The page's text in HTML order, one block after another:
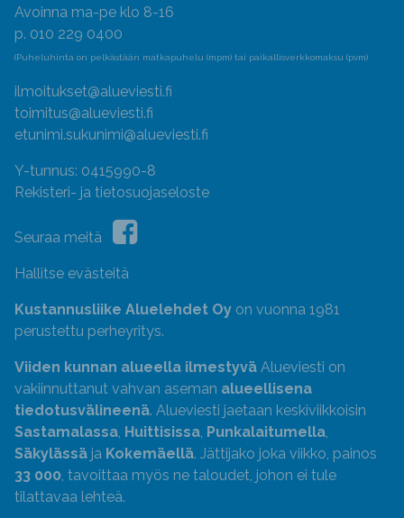
Avoinna ma-pe klo 8-16
p. 010 229 0400
(Puheluhinta on pelkästään matkapuhelu (mpm) tai paikallisverkkomaksu (pvm)
ilmoitukset@alueviesti.fi
toimitus@alueviesti.fi
etunimi.sukunimi@alueviesti.fi
Y-tunnus: 0415990-8
Rekisteri- ja tietosuojaseloste
Seuraa meitä
Hallitse evästeitä
Kustannusliike Aluelehdet Oy on vuonna 1981
perustettu perheyritys.
Viiden kunnan alueella ilmestyvä Alueviesti on
vakiinnuttanut vahvan aseman alueellisena
tiedotusvälineenä. Alueviesti jaetaan keskiviikkoisin
Sastamalassa, Huittisissa, Punkalaitumella,
Säkylässä ja Kokemäellä. Jättijako joka viikko, painos
33 000, tavoittaa myös ne taloudet, johon ei tule
tilattavaa lehteä.